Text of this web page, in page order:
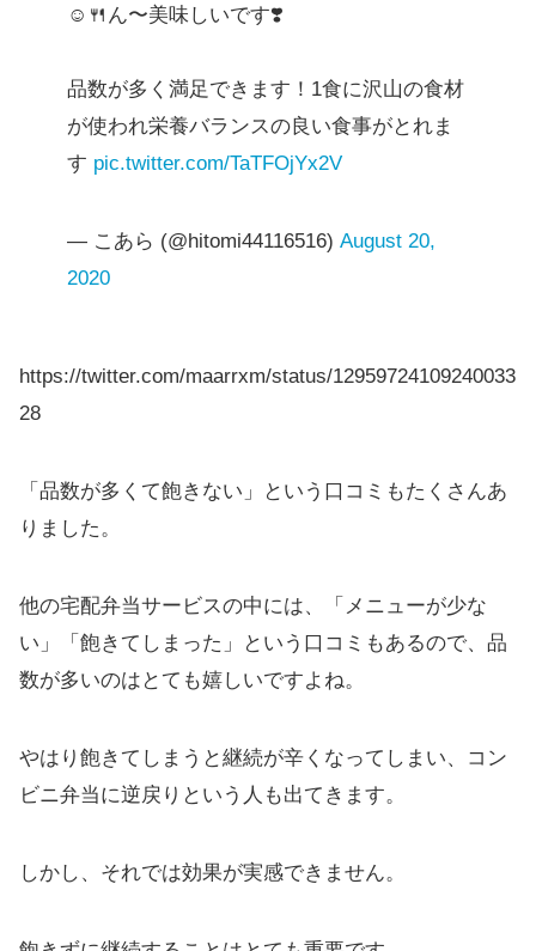
☺️🍴ん〜美味しいです❣️
品数が多く満足できます！1食に沢山の食材
が使われ栄養バランスの良い食事がとれま
す pic.twitter.com/TaTFOjYx2V
— こあら (@hitomi44116516) August 20,
2020
https://twitter.com/maarrxm/status/12959724109240033
28
「品数が多くて飽きない」という口コミもたくさんあ
りました。
他の宅配弁当サービスの中には、「メニューが少な
い」「飽きてしまった」という口コミもあるので、品
数が多いのはとても嬉しいですよね。
やはり飽きてしまうと継続が辛くなってしまい、コン
ビニ弁当に逆戻りという人も出てきます。
しかし、それでは効果が実感できません。